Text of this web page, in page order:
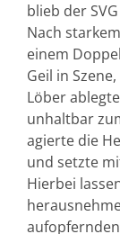
blieb der
Nach
einem
Geil in
Löber
unhaltbar
agierte die
und setzte
Hierbei